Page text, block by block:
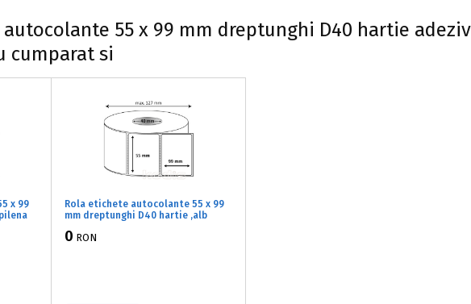
55 x 99 mm dreptunghi D40 hartie
cumparat si
x 99
Rola etichete autocolante 55 x 99
mm dreptunghi D40 hartie ,alb
(31x055099)
0 RON